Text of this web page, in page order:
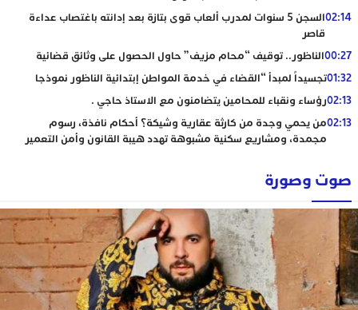
02:14
السجن 5 سنوات لمدرب ألعاب قوى بتازة بعد إدانته باغتصاب عداءة
قاصر
00:27الناظور.. توقيف “محام مزيف” حاول الحصول على وثائق قضائية
01:32تجسيداً لمبدأ “القضاء في خدمة المواطن إبتدائية الناظور نموذجا
02:13رؤساء ونقباء للمحامين يتضامنون مع الاستاذ حاجي .
02:13من يحمي وجدة من كارثة عقارية وشيكة؟ أحكام نافذة، رسوم
مجمدة، ومشاريع سكنية مشبوهة تهدد هيبة القانون وأمن التعمير
صوت وصورة